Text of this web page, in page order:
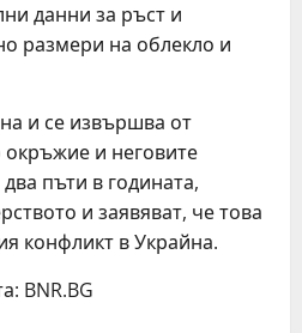
данни за ръст и
размери на облекло и
и се извършва от
и неговите
пъти в годината,
и заявяват, че това
конфликт в Украйна.
BNR.BG